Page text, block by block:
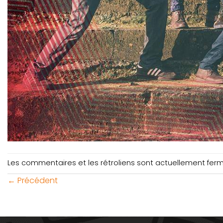
Les commentaires et les rétroliens sont actuellement
← Précédent